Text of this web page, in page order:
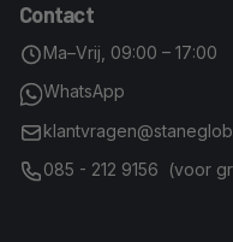
Contact
Ma–Vrij, 09:00 – 17:00
WhatsApp
085 - 212 9156 (voor